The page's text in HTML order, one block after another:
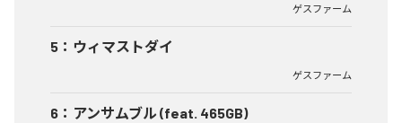
ゲスファーム
5 ： ウィマストダイ
ゲスファーム
6 ： アンサムブル (feat. 465GB)